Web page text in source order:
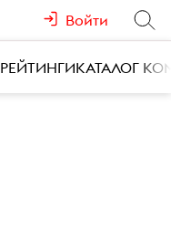
Войти
РЕЙТИНГИКАТАЛОГ